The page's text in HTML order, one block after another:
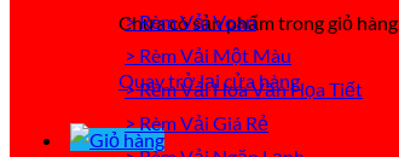
Chưa có sản phẩm trong giỏ hàng.
Quay trở lại cửa hàng
> Rèm Vải Voan
> Rèm Vải Một Màu
> Rèm Vải Hoa Văn Họa Tiết
> Rèm Vải Giá Rẻ